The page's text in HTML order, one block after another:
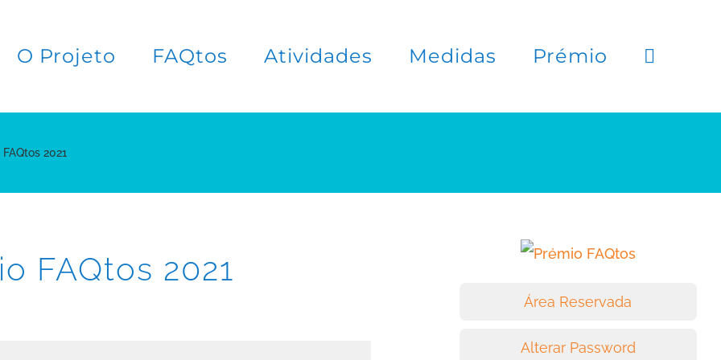
O Projeto FAQtos Atividades Medidas Prémio
2021
FAQtos 2021
Área Reservada
Alterar Password